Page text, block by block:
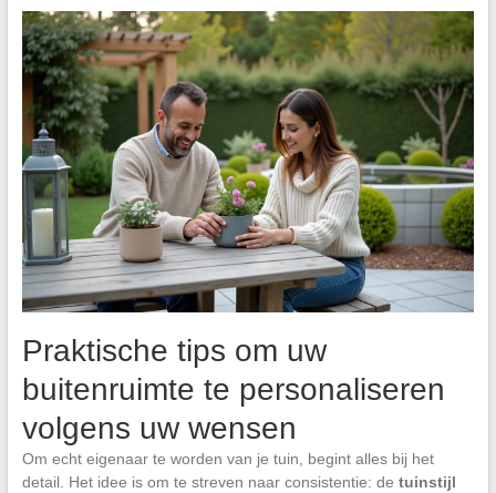
Praktische tips om uw
buitenruimte te personaliseren
volgens uw wensen
Om echt eigenaar te worden van je tuin, begint alles bij het
detail. Het idee is om te streven naar consistentie: de tuinstijl